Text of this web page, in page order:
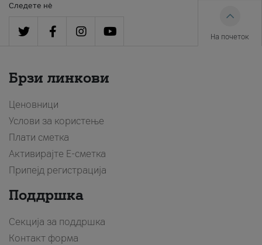
Следете нè
На почеток
Брзи линкови
Ценовници
Услови за користење
Плати сметка
Активирајте Е-сметка
Припејд регистрација
Поддршка
Секција за поддршка
Контакт форма